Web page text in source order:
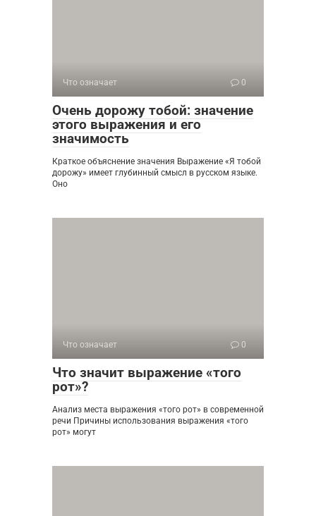
Что означает 0
Очень дорожу тобой: значение
этого выражения и его
значимость
Краткое объяснение значения Выражение «Я тобой
дорожу» имеет глубинный смысл в русском языке.
Оно
Что означает 0
Что значит выражение «того
рот»?
Анализ места выражения «того рот» в современной
речи Причины использования выражения «того
рот» могут